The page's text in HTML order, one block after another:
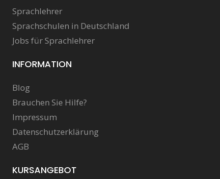
Sprachlehrer
Sprachschulen in Deutschland
Jobs für Sprachlehrer
INFORMATION
Blog
Brauchen Sie Hilfe?
Impressum
Datenschutzerklärung
AGB
KURSANGEBOT